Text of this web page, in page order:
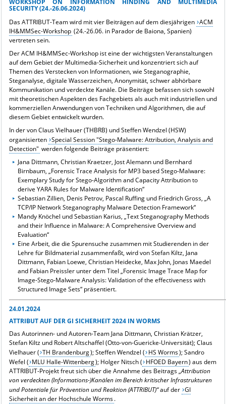
WORKSHOP ON INFORMATION HINDING AND MULTIMEDIA
SECURITY (24.-26.06.2024)
Das ATTRIBUT-Team wird mit vier Beiträgen auf dem diesjährigen ACM
IH&MMSec-Workshop (24.-26.06. in Parador de Baiona, Spanien)
vertreten sein.
Der ACM IH&MMSec-Workshop ist eine der wichtigsten Veranstaltungen
auf dem Gebiet der Multimedia-Sicherheit und konzentriert sich auf
Themen des Verstecken von Informationen, wie Steganographie,
Steganalyse, digitale Wasserzeichen, Anonymität, schwer abhörbare
Kommunikation und verdeckte Kanäle. Die Beiträge befassen sich sowohl
mit theoretischen Aspekten des Fachgebiets als auch mit industriellen und
kommerziellen Anwendungen von Techniken und Algorithmen, die auf
diesem Gebiet entwickelt wurden.
In der von Claus Vielhauer (THBRB) und Steffen Wendzel (HSW)
organisierten Special Session "Stego-Malware: Attribution, Analysis and
Detection" werden folgende Beiträge präsentiert:
Jana Dittmann, Christian Kraetzer, Jost Alemann und Bernhard
Birnbaum, „Forensic Trace Analysis for MP3 based Stego-Malware:
Exemplary Study for Stego-Algorithm and Capacity Attribution to
derive YARA Rules for Malware Identification“
Sebastian Zillien, Denis Petrov, Pascal Ruffing und Friedrich Gross, „A
TCP/IP Network Steganography Malware Detection Framework“
Mandy Knöchel und Sebastian Karius, „Text Steganography Methods
and their Influence in Malware: A Comprehensive Overview and
Evaluation“
Eine Arbeit, die die Spurensuche zusammen mit Studierenden in der
Lehre für Bildmaterial zusammenfaßt, wird von Stefan Kiltz, Jana
Dittmann, Fabian Loewe, Christian Heidecke, Max John, Jonas Maedel
and Fabian Preissler unter dem Titel „Forensic Image Trace Map for
Image-Stego-Malware Analysis: Validation of the effectiveness with
Structured Image Sets“ präsentiert.
24.01.2024
ATTRIBUT AUF DER GI SICHERHEIT 2024 IN WORMS
Das Autorinnen- und Autoren-Team Jana Dittmann, Christian Krätzer,
Stefan Kiltz und Robert Altschaffel (Otto-von-Guericke-Universität); Claus
Vielhauer ( TH Brandenburg); Steffen Wendzel ( HS Worms); Sandro
Wefel ( MLU Halle-Wittenberg); Holger Nitsch ( HFOED Bayern) aus dem
ATTRIBUT-Projekt freut sich über die Annahme des Beitrags „Attribution
von verdeckten (Informations-)Kanälen im Bereich kritischer Infrastrukturen
und Potentiale für Prävention und Reaktion (ATTRIBUT)“auf der GI
Sicherheit an der Hochschule Worms.